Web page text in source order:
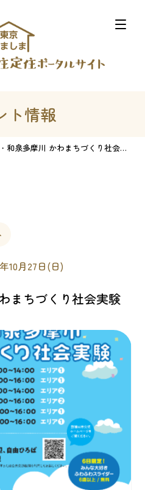
ト情報
和泉多摩川 かわまちづくり社会実験
10月27日(日)
まちづくり社会実験